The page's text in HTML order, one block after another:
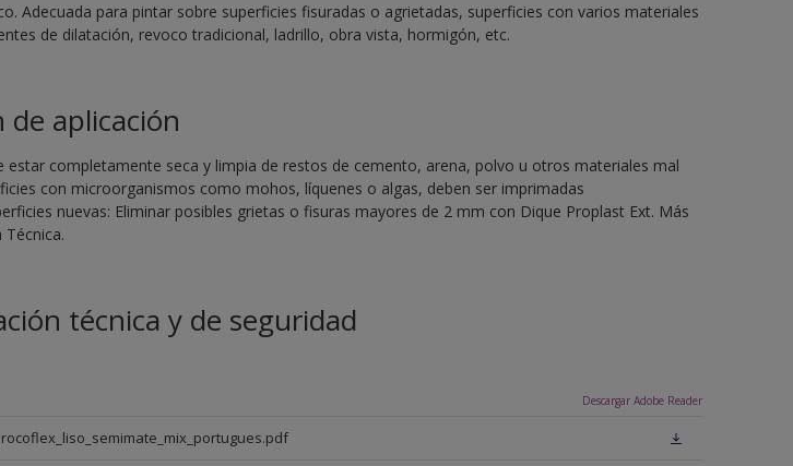
Adecuada para pintar sobre superficies fisuradas o agrietadas, superficies con varios materiales
de dilatación, revoco tradicional, ladrillo, obra vista, hormigón, etc.
de aplicación
estar completamente seca y limpia de restos de cemento, arena, polvo u otros materiales mal
con microorganismos como mohos, líquenes o algas, deben ser imprimadas
nuevas: Eliminar posibles grietas o fisuras mayores de 2 mm con Dique Proplast Ext. Más
técnica y de seguridad
Descargar Adobe Reader